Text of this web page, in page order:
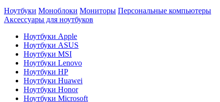
Ноутбуки Моноблоки Мониторы Персональные компьютеры
Аксессуары для ноутбуков
Ноутбуки Apple
Ноутбуки ASUS
Ноутбуки MSI
Ноутбуки Lenovo
Ноутбуки HP
Ноутбуки Huawei
Ноутбуки Honor
Ноутбуки Microsoft